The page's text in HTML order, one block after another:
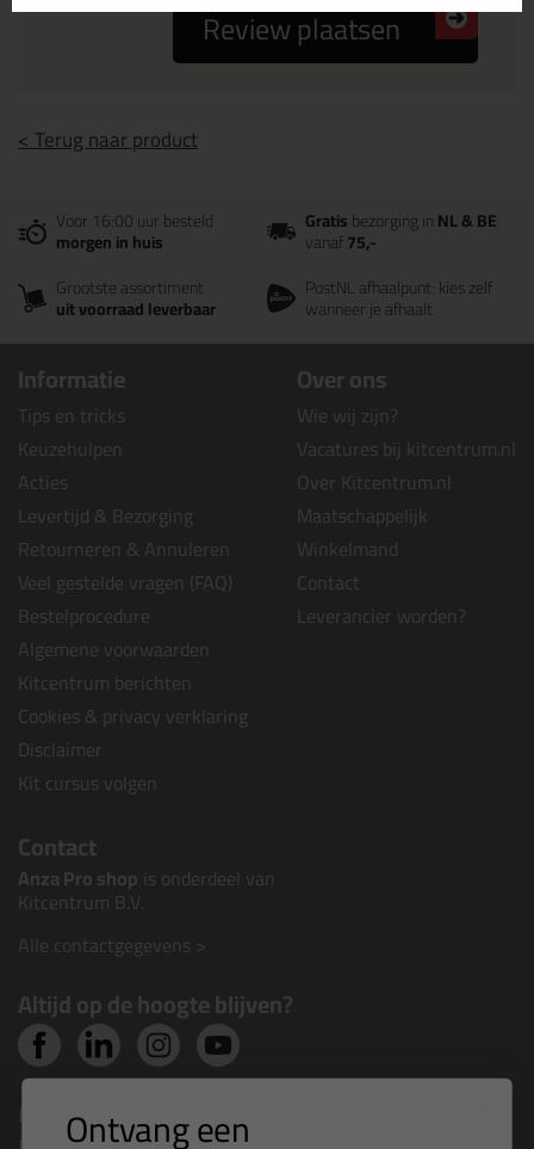
Review plaatsen
< Terug naar product
Voor 16:00 uur besteld
morgen in huis
Gratisbezorging inNL & BE
vanaf75,-
Grootste assortiment
uit voorraad leverbaar
PostNL afhaalpunt: kies zelf
wanneer je afhaalt
Informatie
Tips en tricks
Keuzehulpen
Acties
Levertijd & Bezorging
Retourneren & Annuleren
Veel gestelde vragen (FAQ)
Bestelprocedure
Algemene voorwaarden
Kitcentrum berichten
Cookies & privacy verklaring
Disclaimer
Kit cursus volgen
Over ons
Wie wij zijn?
Vacatures bij kitcentrum.nl
Over Kitcentrum.nl
Maatschappelijk
Winkelmand
Contact
Leverancier worden?
Contact
Anza Pro shop is onderdeel van
Kitcentrum B.V.
Alle contactgegevens >
Altijd op de hoogte blijven?
Nieuws, tips en exclusieve deals rechtstreeks in je
Ontvang een